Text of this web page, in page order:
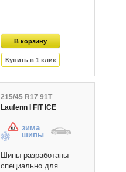
215/45 R17 91T
Laufenn I FIT ICE
зима
шипы
Шины разработаны
специально для